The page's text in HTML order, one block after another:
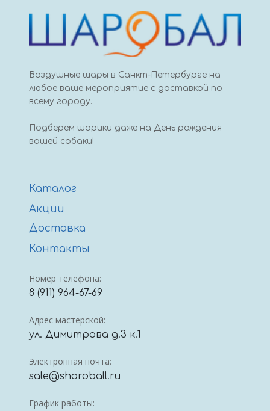
Воздушные шары в Санкт-Петербурге на
любое ваше мероприятие с доставкой по
всему городу.
Подберем шарики даже на День рождения
вашей собаки!
Каталог
Акции
Доставка
Контакты
Номер телефона:
8 (911) 964-67-69
Адрес мастерской:
ул. Димитрова д.3 к.1
Электронная почта:
sale@sharoball.ru
График работы: